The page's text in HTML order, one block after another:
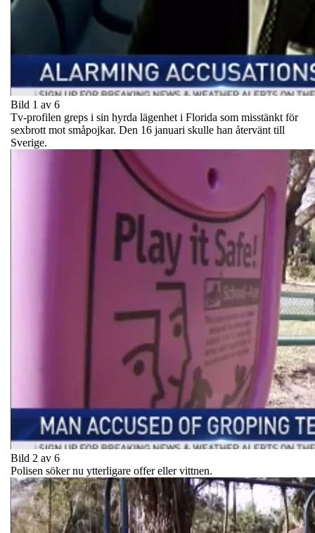
Bild 1 av 6
Tv-profilen greps i sin hyrda lägenhet i Florida som misstänkt för
sexbrott mot småpojkar. Den 16 januari skulle han återvänt till
Sverige.
Bild 2 av 6
Polisen söker nu ytterligare offer eller vittnen.